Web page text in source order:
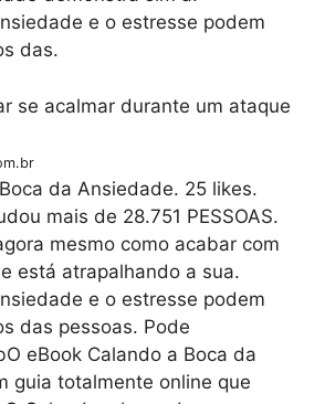
e o estresse podem
das.
da Ansiedade. 25 likes.
mais de 28.751 PESSOAS.
mesmo como acabar com
está atrapalhando a sua.
e o estresse podem
das pessoas. Pode
eBook Calando a Boca da
guia totalmente online que